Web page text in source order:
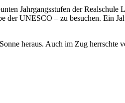
Jahrgangsstufen der
UNESCO – zu besuchen. Ein
heraus. Auch im Zug herrschte